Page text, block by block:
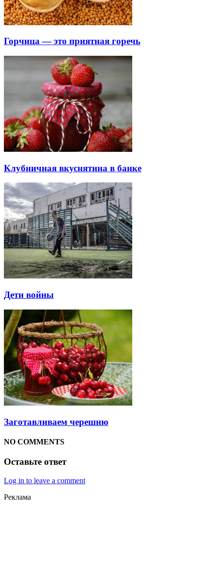
Горчица — это приятная горечь
Клубничная вкуснятина в банке
Дети войны
Заготавливаем черешню
NO COMMENTS
Оставьте ответ
Log in to leave a comment
Реклама